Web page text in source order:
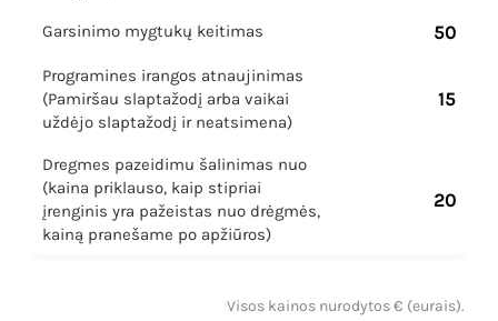
Garsinimo mygtukų keitimas 50
Programines irangos atnaujinimas
(Pamiršau slaptažodį arba vaikai
uždėjo slaptažodį ir neatsimena)
15
Dregmes pazeidimu šalinimas nuo
(kaina priklauso, kaip stipriai
įrenginis yra pažeistas nuo drėgmės,
kainą pranešame po apžiūros)
20
Visos kainos nurodytos € (eurais).